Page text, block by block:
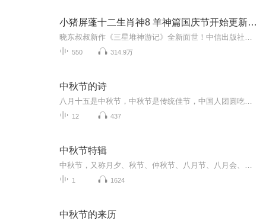
小猪屏蓬十二生肖神8 羊神篇国庆节开始更新啦！
550 314.9万
中秋节的诗
12 437
中秋节特辑
1 1624
中秋节的来历